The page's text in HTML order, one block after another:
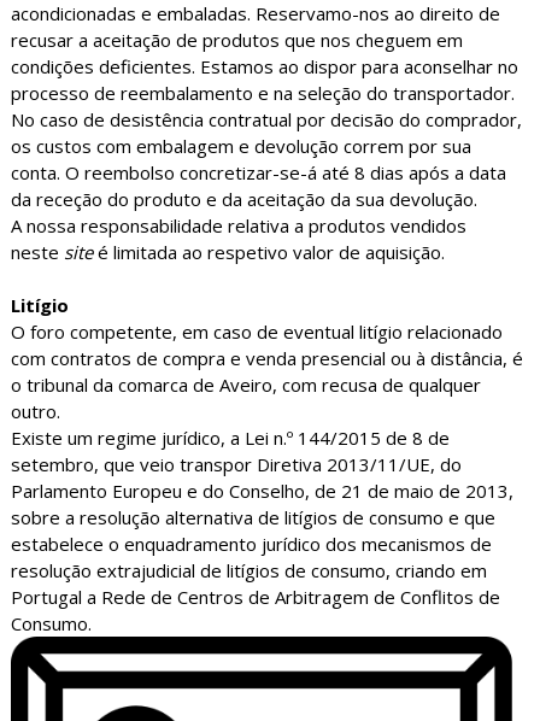
acondicionadas e embaladas. Reservamo-nos ao direito de
recusar a aceitação de produtos que nos cheguem em
condições deficientes. Estamos ao dispor para aconselhar no
processo de reembalamento e na seleção do transportador.
No caso de desistência contratual por decisão do comprador,
os custos com embalagem e devolução correm por sua
conta. O reembolso concretizar-se-á até 8 dias após a data
da receção do produto e da aceitação da sua devolução.
A nossa responsabilidade relativa a produtos vendidos
neste siteé limitada ao respetivo valor de aquisição.
Litígio
O foro competente, em caso de eventual litígio relacionado
com contratos de compra e venda presencial ou à distância, é
o tribunal da comarca de Aveiro, com recusa de qualquer
outro.
Existe um regime jurídico, a Lei n.º 144/2015 de 8 de
setembro, que veio transpor Diretiva 2013/11/UE, do
Parlamento Europeu e do Conselho, de 21 de maio de 2013,
sobre a resolução alternativa de litígios de consumo e que
estabelece o enquadramento jurídico dos mecanismos de
resolução extrajudicial de litígios de consumo, criando em
Portugal a Rede de Centros de Arbitragem de Conflitos de
Consumo.